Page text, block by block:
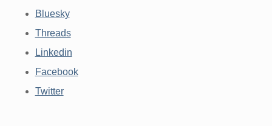
Bluesky
Threads
Linkedin
Facebook
Twitter